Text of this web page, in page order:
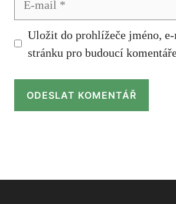
Uložit do prohlížeče jméno,
stránku pro budoucí